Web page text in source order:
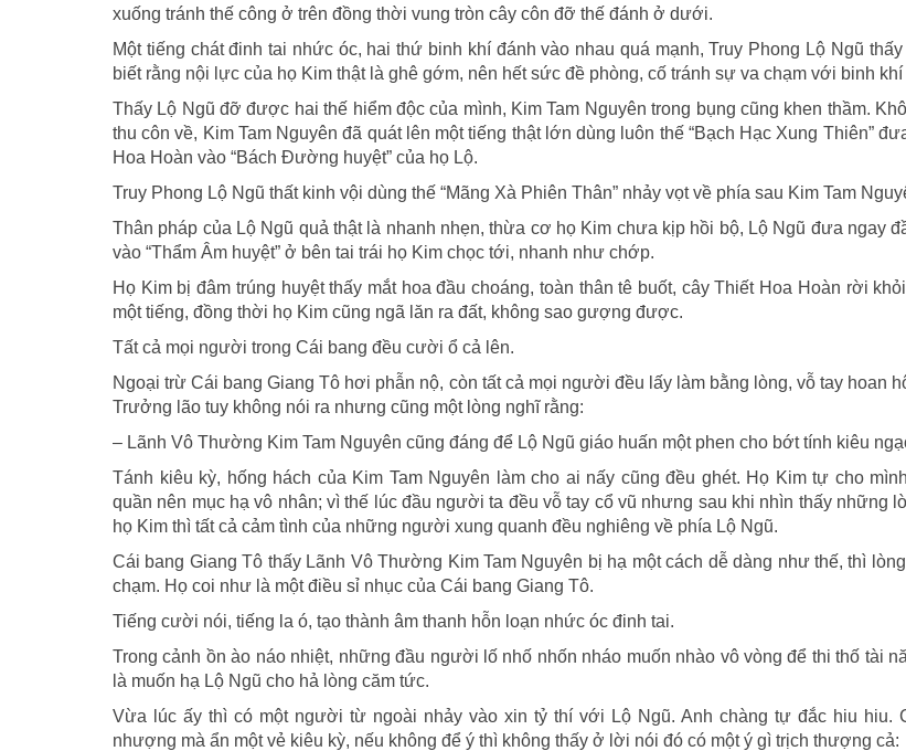
xuống tránh thế công ở trên đồng thời vung tròn cây côn đỡ thế đánh ở dưới.
Một tiếng chát đinh tai nhức óc, hai thứ binh khí đánh vào nhau quá mạnh, Truy Phong Lộ Ngũ
biết rằng nội lực của họ Kim thật là ghê gớm, nên hết sức đề phòng, cố tránh sự va chạm với binh khí
Thấy Lộ Ngũ đỡ được hai thế hiểm độc của mình, Kim Tam Nguyên trong bụng cũng khen thầm.
thu côn về, Kim Tam Nguyên đã quát lên một tiếng thật lớn dùng luôn thế “Bạch Hạc Xung Thiên”
Hoa Hoàn vào “Bách Đường huyệt” của họ Lộ.
Truy Phong Lộ Ngũ thất kinh vội dùng thế “Mãng Xà Phiên Thân” nhảy vọt về phía sau Kim Tam
Thân pháp của Lộ Ngũ quả thật là nhanh nhẹn, thừa cơ họ Kim chưa kịp hồi bộ, Lộ Ngũ đưa ngay
vào “Thẩm Âm huyệt” ở bên tai trái họ Kim chọc tới, nhanh như chớp.
Họ Kim bị đâm trúng huyệt thấy mắt hoa đầu choáng, toàn thân tê buốt, cây Thiết Hoa Hoàn rời khỏi
một tiếng, đồng thời họ Kim cũng ngã lăn ra đất, không sao gượng được.
Tất cả mọi người trong Cái bang đều cười ổ cả lên.
Ngoại trừ Cái bang Giang Tô hơi phẫn nộ, còn tất cả mọi người đều lấy làm bằng lòng, vỗ tay hoan
Trưởng lão tuy không nói ra nhưng cũng một lòng nghĩ rằng:
– Lãnh Vô Thường Kim Tam Nguyên cũng đáng để Lộ Ngũ giáo huấn một phen cho bớt tính kiêu
Tánh kiêu kỳ, hống hách của Kim Tam Nguyên làm cho ai nấy cũng đều ghét. Họ Kim tự cho
quần nên mục hạ vô nhân; vì thế lúc đầu người ta đều vỗ tay cổ vũ nhưng sau khi nhìn thấy những
họ Kim thì tất cả cảm tình của những người xung quanh đều nghiêng về phía Lộ Ngũ.
Cái bang Giang Tô thấy Lãnh Vô Thường Kim Tam Nguyên bị hạ một cách dễ dàng như thế, thì
chạm. Họ coi như là một điều sỉ nhục của Cái bang Giang Tô.
Tiếng cười nói, tiếng la ó, tạo thành âm thanh hỗn loạn nhức óc đinh tai.
Trong cảnh ồn ào náo nhiệt, những đầu người lố nhố nhốn nháo muốn nhào vô vòng để thi thố tài
là muốn hạ Lộ Ngũ cho hả lòng căm tức.
Vừa lúc ấy thì có một người từ ngoài nhảy vào xin tỷ thí với Lộ Ngũ. Anh chàng tự đắc hiu hiu.
nhượng mà ẩn một vẻ kiêu kỳ, nếu không để ý thì không thấy ở lời nói đó có một ý gì trịch thượng cả: